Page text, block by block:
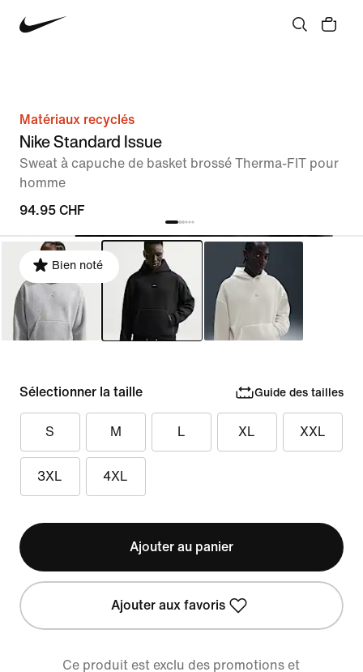
Matériaux recyclés
Nike Standard Issue
Sweat à capuche de basket brossé Therma-FIT pour
homme
94.95 CHF
Bien noté
Sélectionner la taille Guide des tailles
S M L XL XXL
3XL 4XL
Ajouter au panier
Ajouter aux favoris
Ce produit est exclu des promotions et